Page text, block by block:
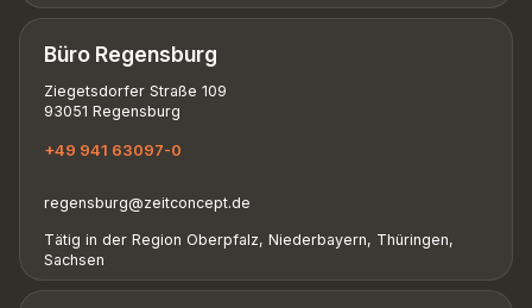
Büro Regensburg
Ziegetsdorfer Straße 109
93051 Regensburg
+49 941 63097-0
regensburg@zeitconcept.de
Tätig in der Region Oberpfalz, Niederbayern, Thüringen,
Sachsen